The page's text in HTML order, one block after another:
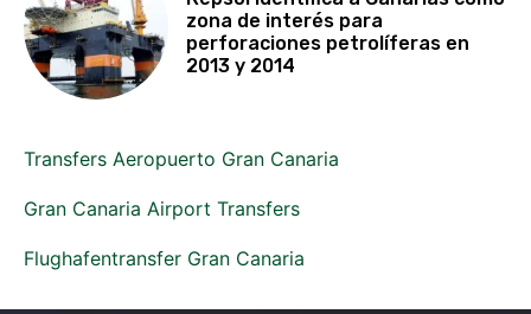
zona de interés para
perforaciones petrolíferas en
2013 y 2014
Transfers Aeropuerto Gran Canaria
Gran Canaria Airport Transfers
Flughafentransfer Gran Canaria